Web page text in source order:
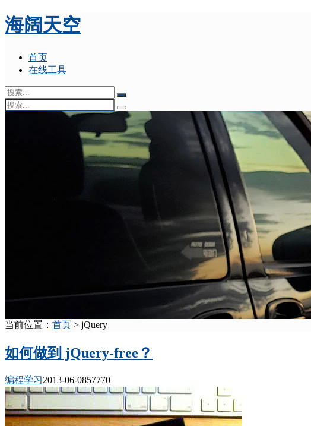
海阔天空
首页
在线工具
当前位置： 首页 > jQuery
如何做到 jQuery-free？
编程学习2013-06-0857770